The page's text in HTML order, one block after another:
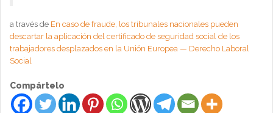
a través de En caso de fraude, los tribunales nacionales pueden
descartar la aplicación del certificado de seguridad social de los
trabajadores desplazados en la Unión Europea — Derecho Laboral
Social
Compártelo